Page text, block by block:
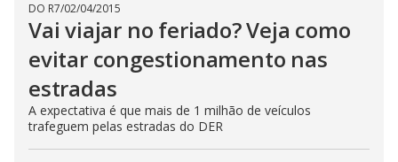
DO R7/02/04/2015
Vai viajar no feriado? Veja como
evitar congestionamento nas
estradas
A expectativa é que mais de 1 milhão de veículos
trafeguem pelas estradas do DER